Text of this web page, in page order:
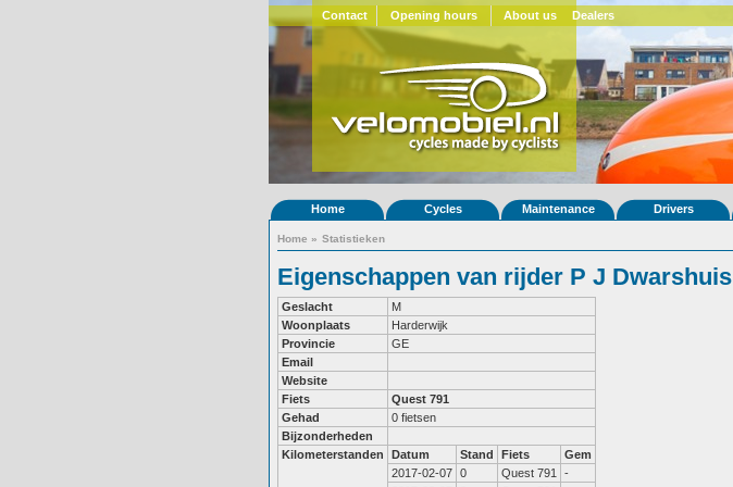
Contact Opening hours About us Dealers
Home Cycles Maintenance Drivers
Home » Statistieken
Eigenschappen van rijder P J Dwarshuis
Geslacht
M
Woonplaats
Harderwijk
Provincie
GE
Email
Website
Fiets
Quest 791
Gehad
0 fietsen
Bijzonderheden
Kilometerstanden
Datum Stand Fiets
Gem
2017-02-07 0 Quest 791
-